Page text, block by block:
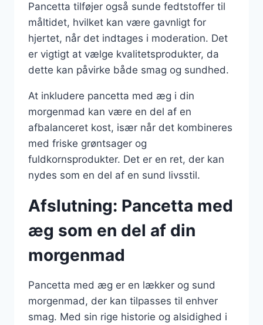
Pancetta tilføjer også sunde fedtstoffer til
måltidet, hvilket kan være gavnligt for
hjertet, når det indtages i moderation. Det
er vigtigt at vælge kvalitetsprodukter, da
dette kan påvirke både smag og sundhed.
At inkludere pancetta med æg i din
morgenmad kan være en del af en
afbalanceret kost, især når det kombineres
med friske grøntsager og
fuldkornsprodukter. Det er en ret, der kan
nydes som en del af en sund livsstil.
Afslutning: Pancetta med
æg som en del af din
morgenmad
Pancetta med æg er en lækker og sund
morgenmad, der kan tilpasses til enhver
smag. Med sin rige historie og alsidighed i